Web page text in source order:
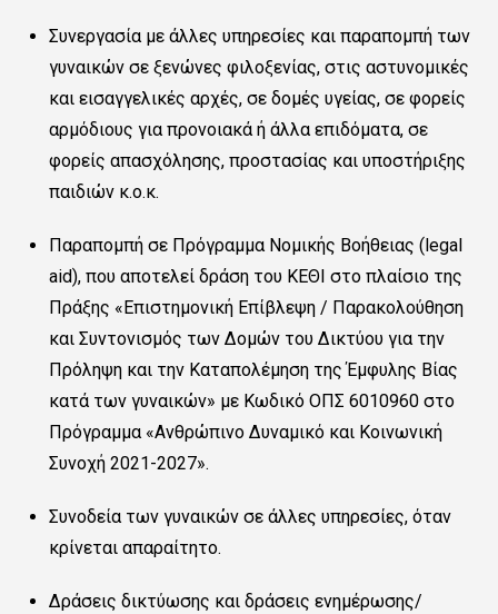
Συνεργασία με άλλες υπηρεσίες και παραπομπή των
γυναικών σε ξενώνες φιλοξενίας, στις αστυνομικές
και εισαγγελικές αρχές, σε δομές υγείας, σε φορείς
αρμόδιους για προνοιακά ή άλλα επιδόματα, σε
φορείς απασχόλησης, προστασίας και υποστήριξης
παιδιών κ.ο.κ.
Παραπομπή σε Πρόγραμμα Νομικής Βοήθειας (legal
aid), που αποτελεί δράση του ΚΕΘΙ στο πλαίσιο της
Πράξης «Επιστημονική Επίβλεψη / Παρακολούθηση
και Συντονισμός των Δομών του Δικτύου για την
Πρόληψη και την Καταπολέμηση της Έμφυλης Βίας
κατά των γυναικών» με Κωδικό ΟΠΣ 6010960 στο
Πρόγραμμα «Ανθρώπινο Δυναμικό και Κοινωνική
Συνοχή 2021-2027».
Συνοδεία των γυναικών σε άλλες υπηρεσίες, όταν
κρίνεται απαραίτητο.
Δράσεις δικτύωσης και δράσεις ενημέρωσης/